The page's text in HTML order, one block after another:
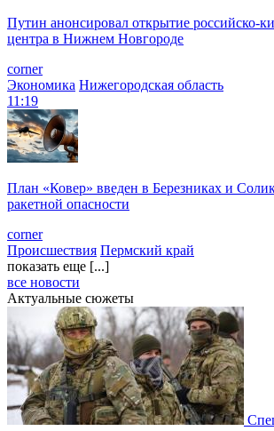
Путин анонсировал открытие российско-
центра в Нижнем Новгороде
corner
Экономика Нижегородская область
11:19
План «Ковер» введен в Березниках и
ракетной опасности
corner
Происшествия Пермский край
показать еще [...]
все новости
Актуальные сюжеты